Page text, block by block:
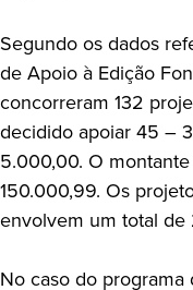
Segundo os dados
de Apoio à Edição
concorreram 132
decidido apoiar 45 –
5.000,00. O
150.000,99. Os
envolvem um total
No caso do programa